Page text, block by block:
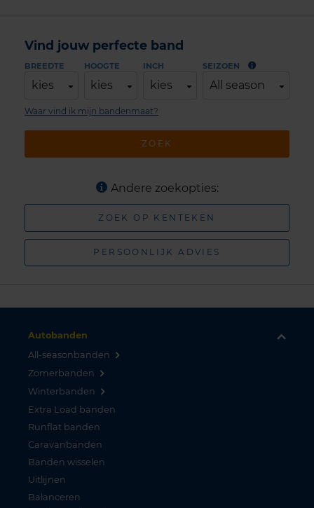
Vind jouw perfecte band
BREEDTE
kies
HOOGTE
kies
INCH
kies
SEIZOEN
All season
ZOEK
Waar vind ik mijn bandenmaat?
Andere zoekopties:
ZOEK OP KENTEKEN
PERSOONLIJK ADVIES
Autobanden
All-seasonbanden
Zomerbanden
Winterbanden
Extra Load banden
Runflat banden
Caravanbanden
Banden wisselen
Uitlijnen
Balanceren